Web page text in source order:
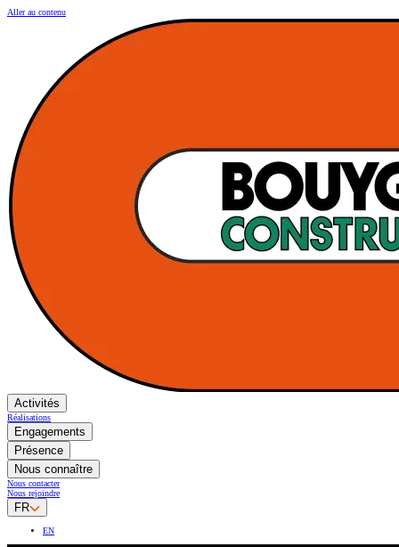
Aller au contenu
Activités
Réalisations
Engagements
Présence
Nous connaître
Nous contacter
Nous rejoindre
FR
EN